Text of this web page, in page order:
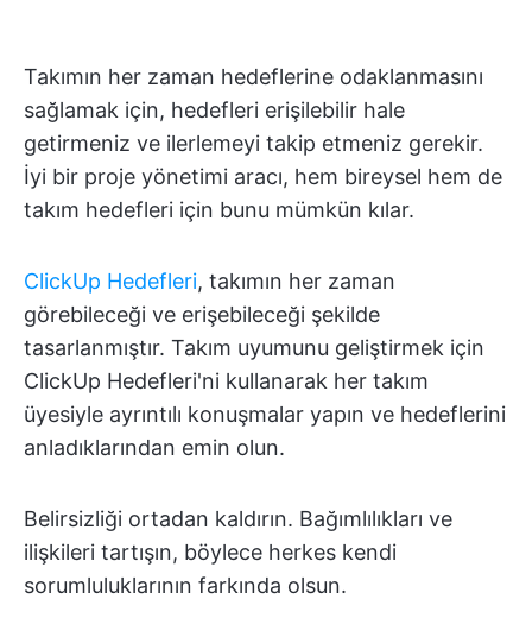
Takımın her zaman hedeflerine odaklanmasını
sağlamak için, hedefleri erişilebilir hale
getirmeniz ve ilerlemeyi takip etmeniz gerekir.
İyi bir proje yönetimi aracı, hem bireysel hem de
takım hedefleri için bunu mümkün kılar.
ClickUp Hedefleri, takımın her zaman
görebileceği ve erişebileceği şekilde
tasarlanmıştır. Takım uyumunu geliştirmek için
ClickUp Hedefleri'ni kullanarak her takım
üyesiyle ayrıntılı konuşmalar yapın ve hedeflerini
anladıklarından emin olun.
Belirsizliği ortadan kaldırın. Bağımlılıkları ve
ilişkileri tartışın, böylece herkes kendi
sorumluluklarının farkında olsun.